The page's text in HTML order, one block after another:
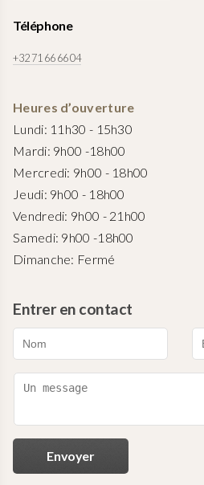
Téléphone
+32 71 66 66 04
Heures d’ouverture
Lundi: 11h30 - 15h30
Mardi: 9h00 -18h00
Mercredi: 9h00 - 18h00
Jeudi: 9h00 - 18h00
Vendredi: 9h00 - 21h00
Samedi: 9h00 -18h00
Dimanche: Fermé
Entrer en contact
Envoyer